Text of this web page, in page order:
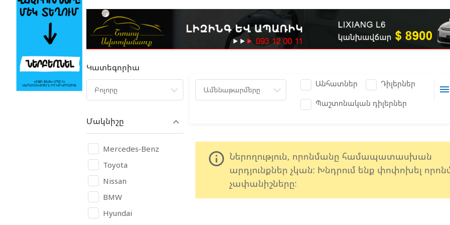
Կատեգորիա
Բոլորը
Մակնիշը
Mercedes-Benz
Toyota
Nissan
BMW
Hyundai
Ամենաթարմերը
Անհատներ
Դիլերներ
Պաշտոնական դիլերներ
menu
info_outline Ներողություն, որոնմանը համապատասխան
արդյունքներ չկան: Խնդրում ենք փոփոխել
չափանիշները: